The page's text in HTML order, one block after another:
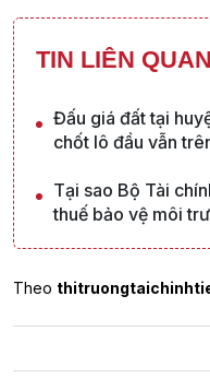
TIN LIÊN QUAN
Đấu giá đất tại
chốt lô đầu vẫn
Tại sao Bộ Tài
thuế bảo vệ môi
Theo